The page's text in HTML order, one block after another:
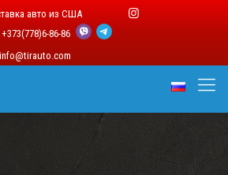
авто из США
+373(778)6-86-86
info@tirauto.com